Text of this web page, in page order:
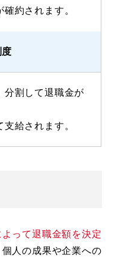
約されます。
分割して退職金が
給されます。
って退職金額を決定
人の成果や企業への